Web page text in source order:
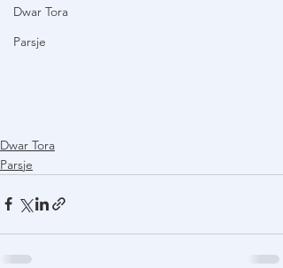
Dwar Tora
Parsje
Dwar Tora
Parsje